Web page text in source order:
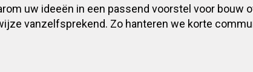
uw ideeën in een passend voorstel voor bouw
vanzelfsprekend. Zo hanteren we korte